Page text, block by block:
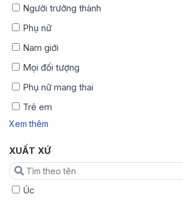
Người trưởng thành
Phụ nữ
Nam giới
Mọi đối tượng
Phụ nữ mang thai
Trẻ em
Xem thêm
XUẤT XỨ
Úc